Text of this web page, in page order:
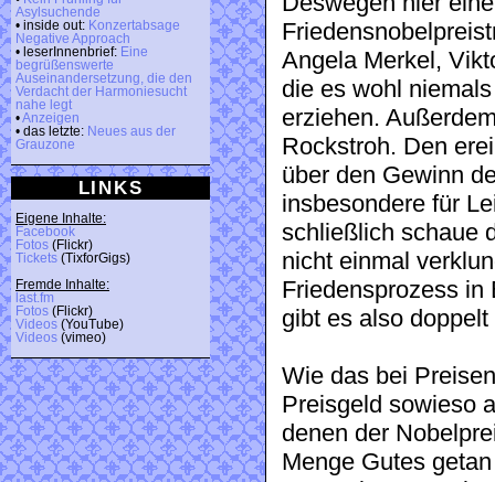
Asylsuchende
• inside out: Konzertabsage
Negative Approach
• leserInnenbrief: Eine
begrüßenswerte
Auseinandersetzung, die den
Verdacht der Harmoniesucht
nahe legt
•Anzeigen
• das letzte: Neues aus der
Grauzone
LINKS
Eigene Inhalte:
Facebook
Fotos (Flickr)
Tickets (TixforGigs)
Fremde Inhalte:
last.fm
Fotos (Flickr)
Videos (YouTube)
Videos (vimeo)
Angela Merkel,
die es wohl
erziehen.
Rockstroh. Den
über den Gewinn
insbesondere für
schließlich schaue
nicht einmal
Friedensprozess in
gibt es also
Wie das bei
Preisgeld sowieso
denen der
Menge Gutes